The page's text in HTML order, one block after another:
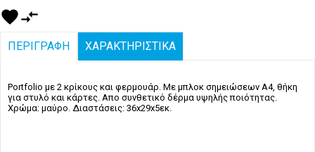
favoritecompare_arrows
ΠΕΡΙΓΡΑΦΗ ΧΑΡΑΚΤΗΡΙΣΤΙΚΑ
Portfolio με 2 κρίκους και φερμουάρ. Με μπλοκ σημειώσεων Α4, θήκη
για στυλό και κάρτες. Απο συνθετικό δέρμα υψηλής ποιότητας.
Χρώμα: μαύρο. Διαστάσεις: 36x29x5εκ.